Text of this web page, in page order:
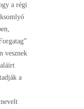
a régi
vesznek
a